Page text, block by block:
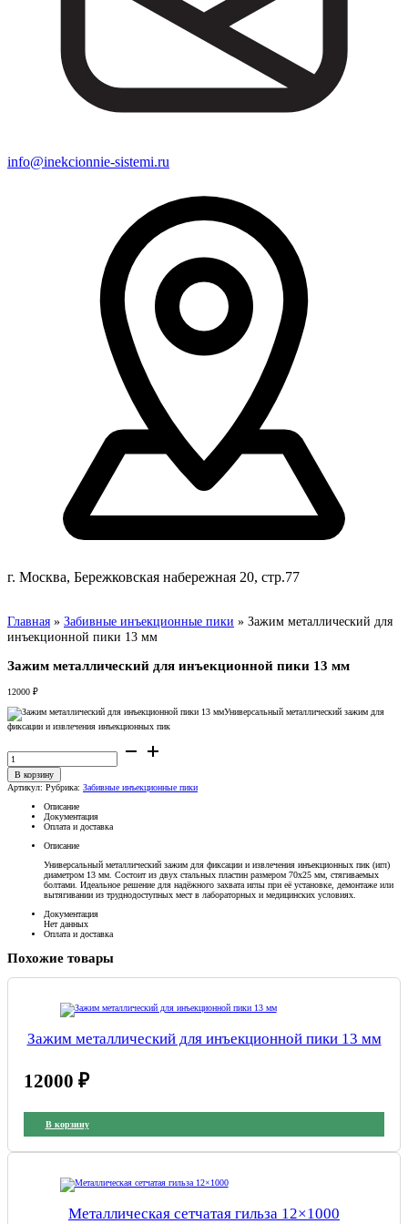
info@inekcionnie-sistemi.ru
г. Москва, Бережковская набережная 20, стр.77
Главная » Забивные инъекционные пики » Зажим металлический для
инъекционной пики 13 мм
Зажим металлический для инъекционной пики 13 мм
12000 ₽
Универсальный металлический зажим для
фиксации и извлечения инъекционных пик
товара
Зажим
металлический
для
инъекционной
В корзину
Артикул: Рубрика: Забивные инъекционные пики
Описание
Документация
Оплата и доставка
Описание
Универсальный металлический зажим для фиксации и извлечения инъекционных пик (игл)
диаметром 13 мм. Состоит из двух стальных пластин размером 70х25 мм, стягиваемых
болтами. Идеальное решение для надёжного захвата иглы при её установке, демонтаже или
вытягивании из труднодоступных мест в лабораторных и медицинских условиях.
Документация
Нет данных
Оплата и доставка
Похожие товары
Зажим металлический для инъекционной пики 13 мм
12000 ₽
В корзину
Металлическая сетчатая гильза 12×1000